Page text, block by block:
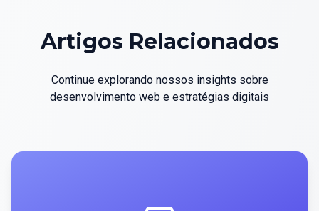
Artigos Relacionados
Continue explorando nossos insights sobre
desenvolvimento web e estratégias digitais